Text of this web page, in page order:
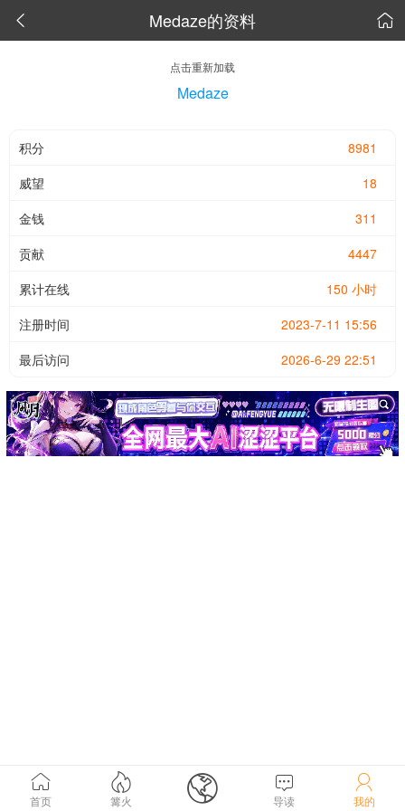
 Medaze的资料 
点击重新加载
Medaze
8981
积分
18
威望
311
金钱
4447
贡献
150 小时
累计在线
2023-7-11 15:56
注册时间
2026-6-29 22:51
最后访问

首页

篝火  
导读

我的